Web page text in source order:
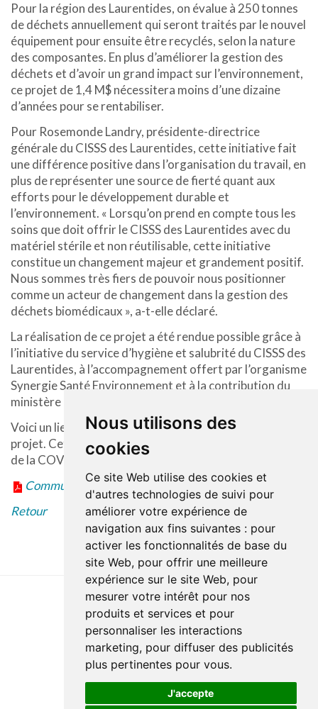
Nous utilisons des
cookies
Ce site Web utilise des cookies et
d'autres technologies de suivi pour
améliorer votre expérience de
navigation aux fins suivantes : pour
activer les fonctionnalités de base du
site Web, pour offrir une meilleure
expérience sur le site Web, pour
mesurer votre intérêt pour nos
produits et services et pour
personnaliser les interactions
marketing, pour diffuser des publicités
plus pertinentes pour vous.
J'accepte
Pour la région des Laurentides, on évalue à 250 tonnes
de déchets annuellement qui seront traités par le nouvel
équipement pour ensuite être recyclés, selon la nature
des composantes. En plus d’améliorer la gestion des
déchets et d’avoir un grand impact sur l’environnement,
ce projet de 1,4 M$ nécessitera moins d’une dizaine
d’années pour se rentabiliser.
Pour Rosemonde Landry, présidente-directrice
générale du CISSS des Laurentides, cette initiative fait
une différence positive dans l’organisation du travail, en
plus de représenter une source de fierté quant aux
efforts pour le développement durable et
l’environnement. « Lorsqu’on prend en compte tous les
soins que doit offrir le CISSS des Laurentides avec du
matériel stérile et non réutilisable, cette initiative
constitue un changement majeur et grandement positif.
Nous sommes très fiers de pouvoir nous positionner
comme un acteur de changement dans la gestion des
déchets biomédicaux », a-t-elle déclaré.
La réalisation de ce projet a été rendue possible grâce à
l’initiative du service d’hygiène et salubrité du CISSS des
Laurentides, à l’accompagnement offert par l’organisme
Synergie Santé Environnement et à la contribution du
ministère de la Santé et des Services sociaux.
Voici un lien vers une vidéo qui présente très bien le
projet. Cette dernière a été tournée avant la pandémie
de la COVID-19 :
https://youtu.be/lulkidz1New
Communiqué en format PDF
Retour
Dernière mise à jour : 27 avril 2023
Accessibilité
Documentation
Réalisation du site